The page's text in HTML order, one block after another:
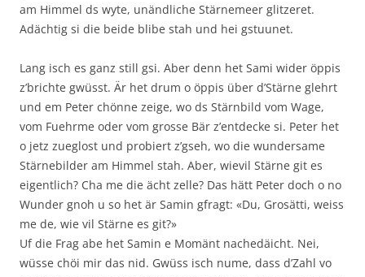
am Himmel ds wyte, unändliche Stärnemeer glitzeret.
Adächtig si die beide blibe stah und hei gstuunet.
Lang isch es ganz still gsi. Aber denn het Sami wider öppis
z’brichte gwüsst. Är het drum o öppis über d’Stärne glehrt
und em Peter chönne zeige, wo ds Stärnbild vom Wage,
vom Fuehrme oder vom grosse Bär z’entdecke si. Peter het
o jetz zueglost und probiert z’gseh, wo die wundersame
Stärnebilder am Himmel stah. Aber, wievil Stärne git es
eigentlich? Cha me die ächt zelle? Das hätt Peter doch o no
Wunder gnoh u so het är Samin gfragt: «Du, Grosätti, weiss
me de, wie vil Stärne es git?»
Uf die Frag abe het Samin e Momänt nachedäicht. Nei,
wüsse chöi mir das nid. Gwüss isch nume, dass d’Zahl vo